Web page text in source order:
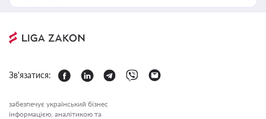
Зв'язатися:
забезпечує український бізнес
інформацією, аналітикою та